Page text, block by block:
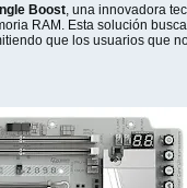
Boost , una innovadora
RAM. Esta solución busca
que los usuarios que